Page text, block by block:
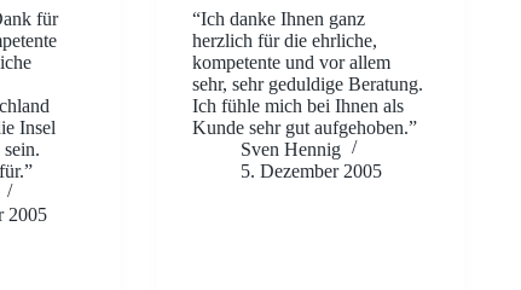
für
Insel
2005
“Ich danke Ihnen ganz
herzlich für die ehrliche,
kompetente und vor allem
sehr, sehr geduldige Beratung.
Ich fühle mich bei Ihnen als
Kunde sehr gut aufgehoben.”
Sven Hennig
5. Dezember 2005